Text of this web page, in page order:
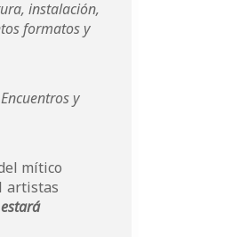
instalación,
formatos y
y
mítico
artistas